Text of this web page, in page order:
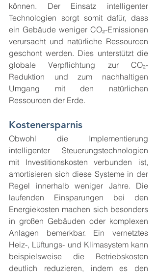
können. Der Einsatz intelligenter
Technologien sorgt somit dafür, dass
ein Gebäude weniger CO₂-Emissionen
verursacht und natürliche Ressourcen
geschont werden. Dies unterstützt die
globale Verpflichtung zur CO₂-
Reduktion und zum nachhaltigen
Umgang mit den natürlichen
Ressourcen der Erde.
Kostenersparnis
Obwohl die Implementierung
intelligenter Steuerungstechnologien
mit Investitionskosten verbunden ist,
amortisieren sich diese Systeme in der
Regel innerhalb weniger Jahre. Die
laufenden Einsparungen bei den
Energiekosten machen sich besonders
in großen Gebäuden oder komplexen
Anlagen bemerkbar. Ein vernetztes
Heiz-, Lüftungs- und Klimasystem kann
beispielsweise die Betriebskosten
deutlich reduzieren, indem es den